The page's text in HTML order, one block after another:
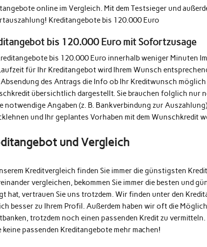
online im Vergleich. Mit dem Testsieger und
Kreditangebote bis 120.000 Euro
bis 120.000 Euro mit Sofortzusage
bis 120.000 Euro innerhalb weniger Minuten
für Ihr Kreditangebot wird Ihrem Wunsch
des Antrags die Info ob Ihr Kreditwunsch
übersichtlich dargestellt. Sie brauchen folglich nur
notwendige Angaben (z. B. Bankverbindung zur
und Ihr geplantes Vorhaben mit dem Wunschkredit
und Vergleich
Kreditvergleich finden Sie immer die günstigsten
vergleichen, bekommen Sie immer die besten und
hat, vertrauen Sie uns trotzdem. Wir finden unter den
besser zu Ihrem Profil. Außerdem haben wir oft die
trotzdem noch einen passenden Kredit zu
keine passenden Kreditangebote mehr machen!